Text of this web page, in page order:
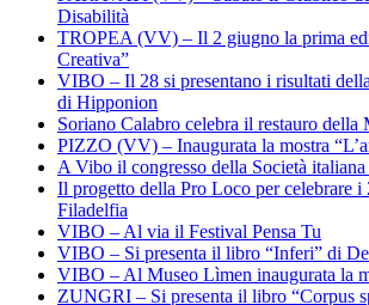
Disabilità
TROPEA (VV) – Il 2 giugno la prima
Creativa”
VIBO – Il 28 si presentano i risultati
di Hipponion
Soriano Calabro celebra il restauro della
PIZZO (VV) – Inaugurata la mostra
A Vibo il congresso della Società
Il progetto della Pro Loco per celebrare i
Filadelfia
VIBO – Al via il Festival Pensa Tu
VIBO – Si presenta il libro “Inferi” di
VIBO – Al Museo Lìmen inaugurata la
ZUNGRI – Si presenta il libro “Corpus